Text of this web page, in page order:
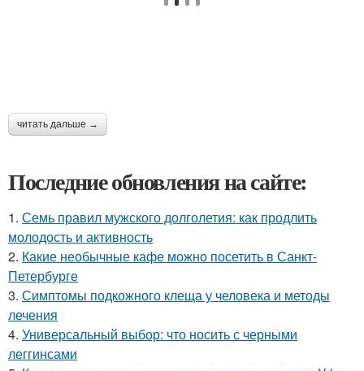
читать дальше →
Последние обновления на сайте:
1. Семь правил мужского долголетия: как продлить
молодость и активность
2. Какие необычные кафе можно посетить в Санкт-
Петербурге
3. Симптомы подкожного клеща у человека и методы
лечения
4. Универсальный выбор: что носить с черными
леггинсами